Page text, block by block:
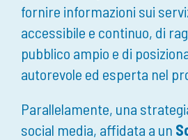
fornire informazioni sui
accessibile e continuo, di
pubblico ampio e di
autorevole ed esperta nel
Parallelamente, una
social media, affidata a un